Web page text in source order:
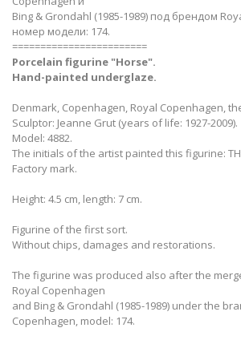
Bing & Grondahl (1985-1989) под брендом
номер модели: 174.
========================
Porcelain figurine "Horse".
Hand-painted underglaze.
Denmark, Copenhagen, Royal Copenhagen,
Sculptor: Jeanne Grut (years of life: 1927-2009).
Model: 4882.
The initials of the artist painted this figurine:
Factory mark.
Height: 4.5 cm, length: 7 cm.
Figurine of the first sort.
Without chips, damages and restorations.
The figurine was produced also after the
Royal Copenhagen
and Bing & Grondahl (1985-1989) under the
Copenhagen, model: 174.